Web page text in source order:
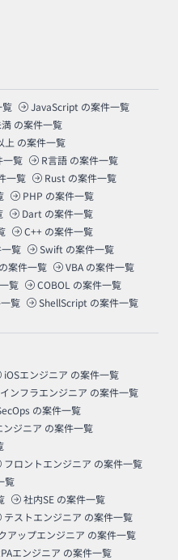
覧 JavaScript の案件一覧
の案件一覧
上 の案件一覧
一覧 R言語 の案件一覧
一覧 Rust の案件一覧
PHP の案件一覧
Dart の案件一覧
C++ の案件一覧
覧 Swift の案件一覧
の案件一覧 VBA の案件一覧
覧 COBOL の案件一覧
覧 ShellScript の案件一覧
iOSエンジニア の案件一覧
インフラエンジニア の案件一覧
の案件一覧
ンジニア の案件一覧
フロントエンジニア の案件一覧
覧
社内SE の案件一覧
テストエンジニア の案件一覧
アップエンジニア の案件一覧
エンジニア の案件一覧